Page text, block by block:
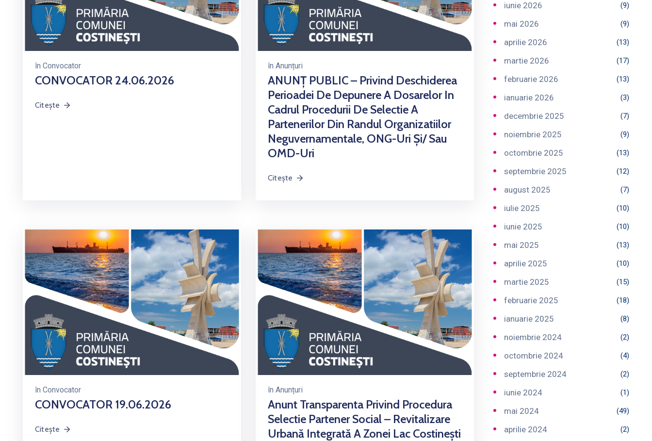
în Convocator
CONVOCATOR 24.06.2026
Citește
în Anunțuri
ANUNȚ PUBLIC – Privind Deschiderea
Perioadei De Depunere A Dosarelor In
Cadrul Procedurii De Selectie A
Partenerilor Din Randul Organizatiilor
Neguvernamentale, ONG-Uri Și/ Sau
OMD-Uri
Citește
în Convocator
CONVOCATOR 19.06.2026
Citește
în Anunțuri
Anunt Transparenta Privind Procedura
Selectie Partener Social – Revitalizare
Urbană Integrată A Zonei Lac Costinești
iunie 2026 (9)
mai 2026 (9)
aprilie 2026 (13)
martie 2026 (17)
februarie 2026 (13)
ianuarie 2026 (3)
decembrie 2025 (7)
noiembrie 2025 (9)
octombrie 2025 (13)
septembrie 2025 (12)
august 2025 (7)
iulie 2025 (10)
iunie 2025 (10)
mai 2025 (13)
aprilie 2025 (10)
martie 2025 (15)
februarie 2025 (18)
ianuarie 2025 (8)
noiembrie 2024 (2)
octombrie 2024 (4)
septembrie 2024 (2)
iunie 2024 (1)
mai 2024 (49)
aprilie 2024 (2)